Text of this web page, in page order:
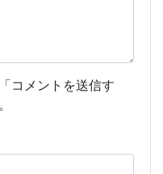
コメントを送信す